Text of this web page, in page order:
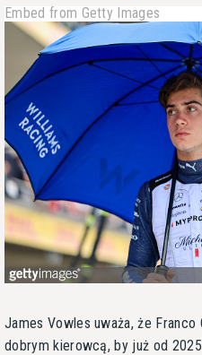
Embed from Getty Images
James Vowles uważa, że
dobrym kierowcą, by już od